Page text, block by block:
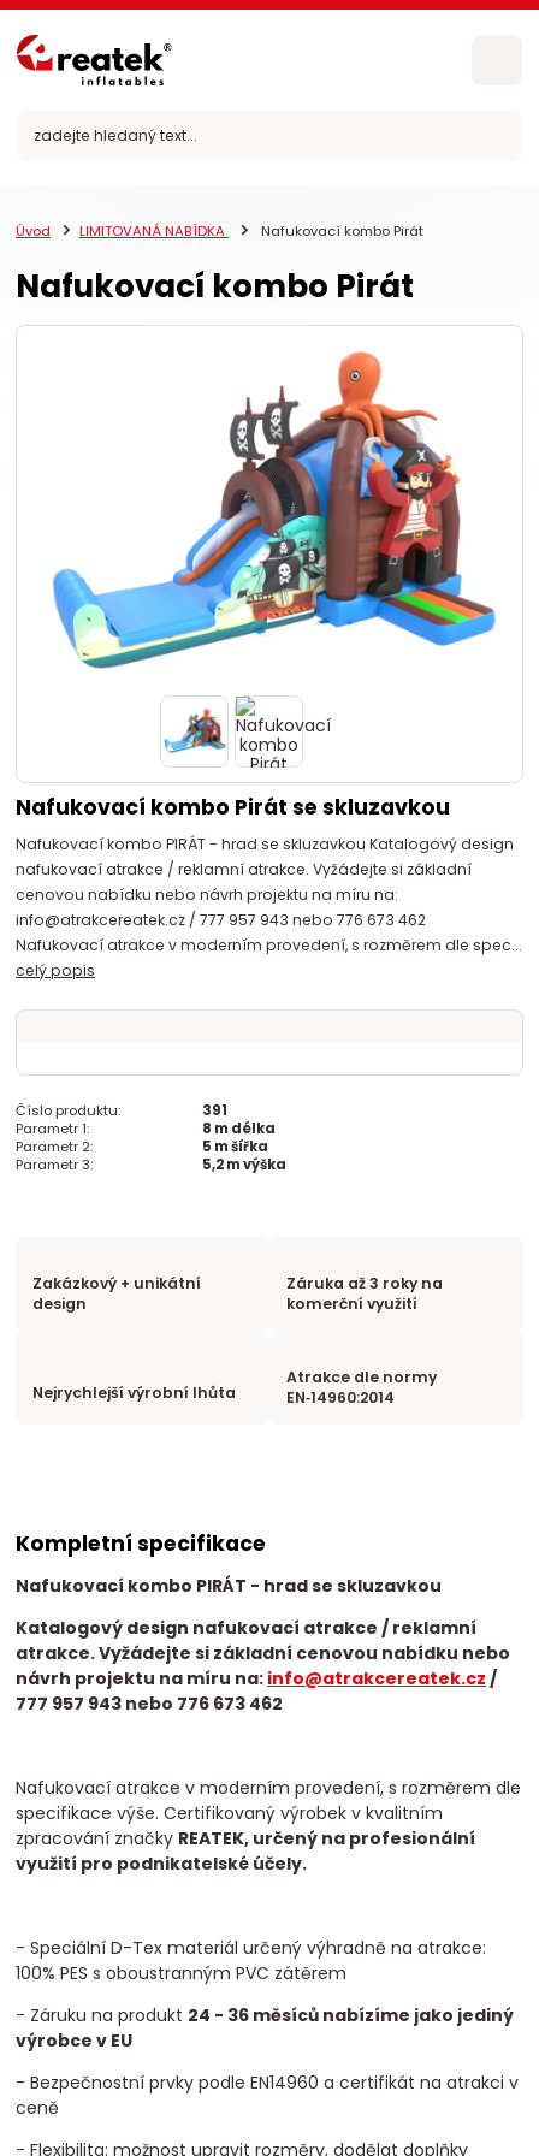
Úvod LIMITOVANÁ NABÍDKA Nafukovací kombo Pirát
Nafukovací kombo Pirát
Nafukovací kombo Pirát se skluzavkou
Nafukovací kombo PIRÁT - hrad se skluzavkou Katalogový design
nafukovací atrakce / reklamní atrakce. Vyžádejte si základní
cenovou nabídku nebo návrh projektu na míru na:
info@atrakcereatek.cz / 777 957 943 nebo 776 673 462
Nafukovací atrakce v moderním provedení, s rozměrem dle spec...
celý popis
Číslo produktu:
391
Parametr 1:
8 m délka
Parametr 2:
5 m šířka
Parametr 3:
5,2 m výška
Zakázkový + unikátní
design
Záruka až 3 roky na
komerční využití
Nejrychlejší výrobní lhůta
Atrakce dle normy
EN‑14960:2014
Kompletní specifikace
Nafukovací kombo PIRÁT - hrad se skluzavkou
Katalogový design nafukovací atrakce / reklamní
atrakce. Vyžádejte si základní cenovou nabídku nebo
návrh projektu na míru na: info@atrakcereatek.cz /
777 957 943 nebo 776 673 462
Nafukovací atrakce v moderním provedení, s rozměrem dle
specifikace výše. Certifikovaný výrobek v kvalitním
zpracování značky REATEK, určený na profesionální
využití pro podnikatelské účely.
- Speciální D-Tex materiál určený výhradně na atrakce:
100% PES s oboustranným PVC zátěrem
- Záruku na produkt 24 - 36 měsíců nabízíme jako jediný
výrobce v EU
- Bezpečnostní prvky podle EN14960 a certifikát na atrakci v
ceně
- Flexibilita: možnost upravit rozměry, dodělat doplňky